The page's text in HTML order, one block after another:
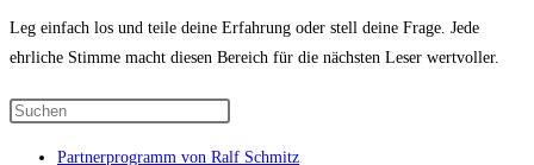
Leg einfach los und teile deine Erfahrung oder stell deine Frage. Jede
ehrliche Stimme macht diesen Bereich für die nächsten Leser wertvoller.
Partnerprogramm von Ralf Schmitz